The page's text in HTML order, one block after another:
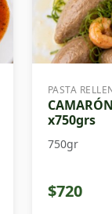
PASTA
x750grs
750gr
$720